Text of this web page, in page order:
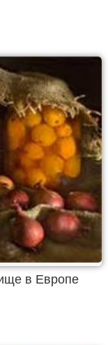
в Европе